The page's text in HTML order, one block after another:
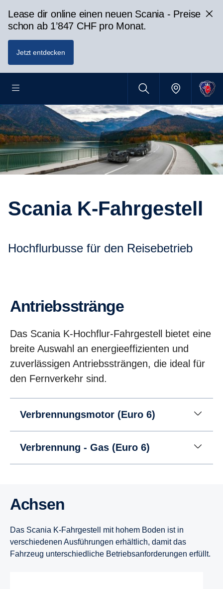
Lease dir online einen neuen Scania - Preise
schon ab 1’847 CHF pro Monat.
Jetzt entdecken
Scania K-Fahrgestell
Hochflurbusse für den Reisebetrieb
Antriebsstränge
Das Scania K-Hochflur-Fahrgestell bietet eine
breite Auswahl an energieeffizienten und
zuverlässigen Antriebssträngen, die ideal für
den Fernverkehr sind.
Verbrennungsmotor (Euro 6)
Verbrennung - Gas (Euro 6)
Achsen
Das Scania K-Fahrgestell mit hohem Boden ist in
verschiedenen Ausführungen erhältlich, damit das
Fahrzeug unterschiedliche Betriebsanforderungen erfüllt.